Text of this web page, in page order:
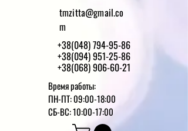
tmzitta@gmail.co
m
+38(048) 794-95-86
+38(094) 951-25-86
+38(068) 906-60-21
Время работы:
ПН-ПТ: 09:00-18:00
СБ-ВС: 10:00-17:00